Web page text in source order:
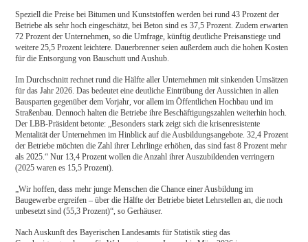
Speziell die Preise bei Bitumen und Kunststoffen werden bei rund 43 Prozent der
Betriebe als sehr hoch eingeschätzt, bei Beton sind es 37,5 Prozent. Zudem erwarten
72 Prozent der Unternehmen, so die Umfrage, künftig deutliche Preisanstiege und
weitere 25,5 Prozent leichtere. Dauerbrenner seien außerdem auch die hohen Kosten
für die Entsorgung von Bauschutt und Aushub.
Im Durchschnitt rechnet rund die Hälfte aller Unternehmen mit sinkenden Umsätzen
für das Jahr 2026. Das bedeutet eine deutliche Eintrübung der Aussichten in allen
Bausparten gegenüber dem Vorjahr, vor allem im Öffentlichen Hochbau und im
Straßenbau. Dennoch halten die Betriebe ihre Beschäftigungszahlen weiterhin hoch.
Der LBB-Präsident betonte: „Besonders stark zeigt sich die krisenresistente
Mentalität der Unternehmen im Hinblick auf die Ausbildungsangebote. 32,4 Prozent
der Betriebe möchten die Zahl ihrer Lehrlinge erhöhen, das sind fast 8 Prozent mehr
als 2025.“ Nur 13,4 Prozent wollen die Anzahl ihrer Auszubildenden verringern
(2025 waren es 15,5 Prozent).
„Wir hoffen, dass mehr junge Menschen die Chance einer Ausbildung im
Baugewerbe ergreifen – über die Hälfte der Betriebe bietet Lehrstellen an, die noch
unbesetzt sind (55,3 Prozent)“, so Gerhäuser.
Nach Auskunft des Bayerischen Landesamts für Statistik stieg das